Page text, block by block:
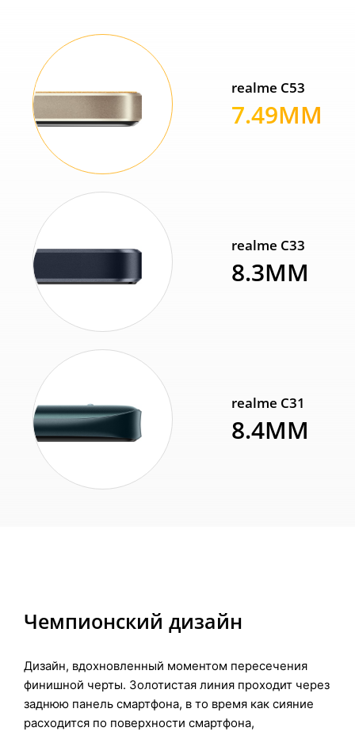
realme C31
8.4MM
realme C33
8.3MM
realme C53
7.49MM
Чемпионский дизайн
Дизайн, вдохновленный моментом пересечения
финишной черты. Золотистая линия проходит через
заднюю панель смартфона, в то время как сияние
расходится по поверхности смартфона,